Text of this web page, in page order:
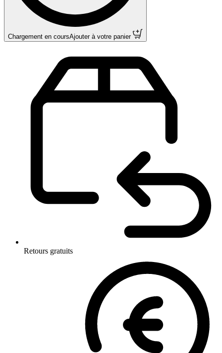
Chargement en cours Ajouter à votre panier
Retours gratuits